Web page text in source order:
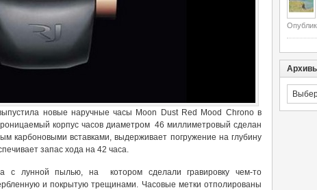
новые наручные часы Moon Dust Red Mood Chrono в
корпус часов диаметром 46 миллиметровый сделан
карбоновыми вставками, выдерживает погружение на глубину
запас хода на 42 часа.
с лунной пылью, на котором сделали гравировку чем-то
и покрытую трещинами. Часовые метки отполированы
Архивы